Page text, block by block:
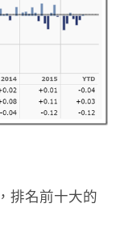
排名前十大的